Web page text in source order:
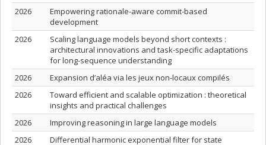
2026
Empowering rationale-aware commit-based
development
2026
Scaling language models beyond short contexts :
architectural innovations and task-specific adaptations
for long-sequence understanding
2026
Expansion d’aléa via les jeux non-locaux compilés
2026
Toward efficient and scalable optimization : theoretical
insights and practical challenges
2026
Improving reasoning in large language models
2026
Differential harmonic exponential filter for state